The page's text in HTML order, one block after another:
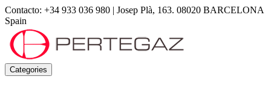
Contacto: +34 933 036 980 | Josep Plà, 163. 08020 BARCELONA
Spain
Categories